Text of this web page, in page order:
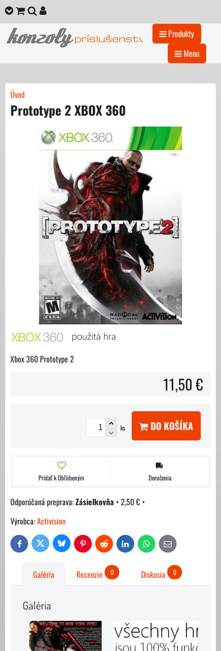
Produkty
Menu
Úvod
Prototype 2 XBOX 360
Xbox 360 Prototype 2
11,50 €
ks DO KOŠÍKA
Pridať k Obľúbeným Doručenia
Zásielkovňa • 2,50 € •
Výrobca:Activision
FacebookTwitter Bluesky PinterestReddit LinkedIn WhatsAppE-
mail
Galéria Recenzie 0 Diskusia 0
Galéria